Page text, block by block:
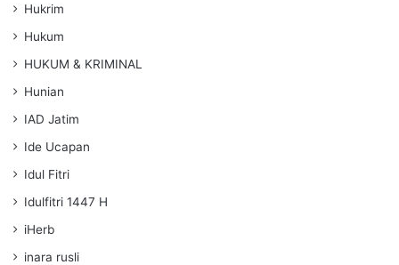
Hukrim
Hukum
HUKUM & KRIMINAL
Hunian
IAD Jatim
Ide Ucapan
Idul Fitri
Idulfitri 1447 H
iHerb
inara rusli